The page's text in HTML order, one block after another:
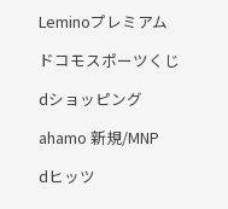
Leminoプレミアム
ドコモスポーツくじ
dショッピング
ahamo 新規/MNP
dヒッツ